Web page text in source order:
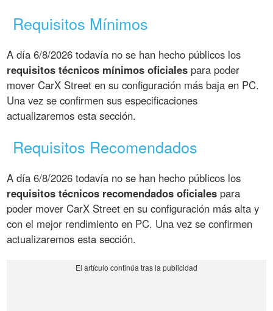
Requisitos Mínimos
A día 6/8/2026 todavía no se han hecho públicos los
requisitos técnicos mínimos oficiales para poder
mover CarX Street en su configuración más baja en PC.
Una vez se confirmen sus especificaciones
actualizaremos esta sección.
Requisitos Recomendados
A día 6/8/2026 todavía no se han hecho públicos los
requisitos técnicos recomendados oficiales para
poder mover CarX Street en su configuración más alta y
con el mejor rendimiento en PC. Una vez se confirmen
actualizaremos esta sección.